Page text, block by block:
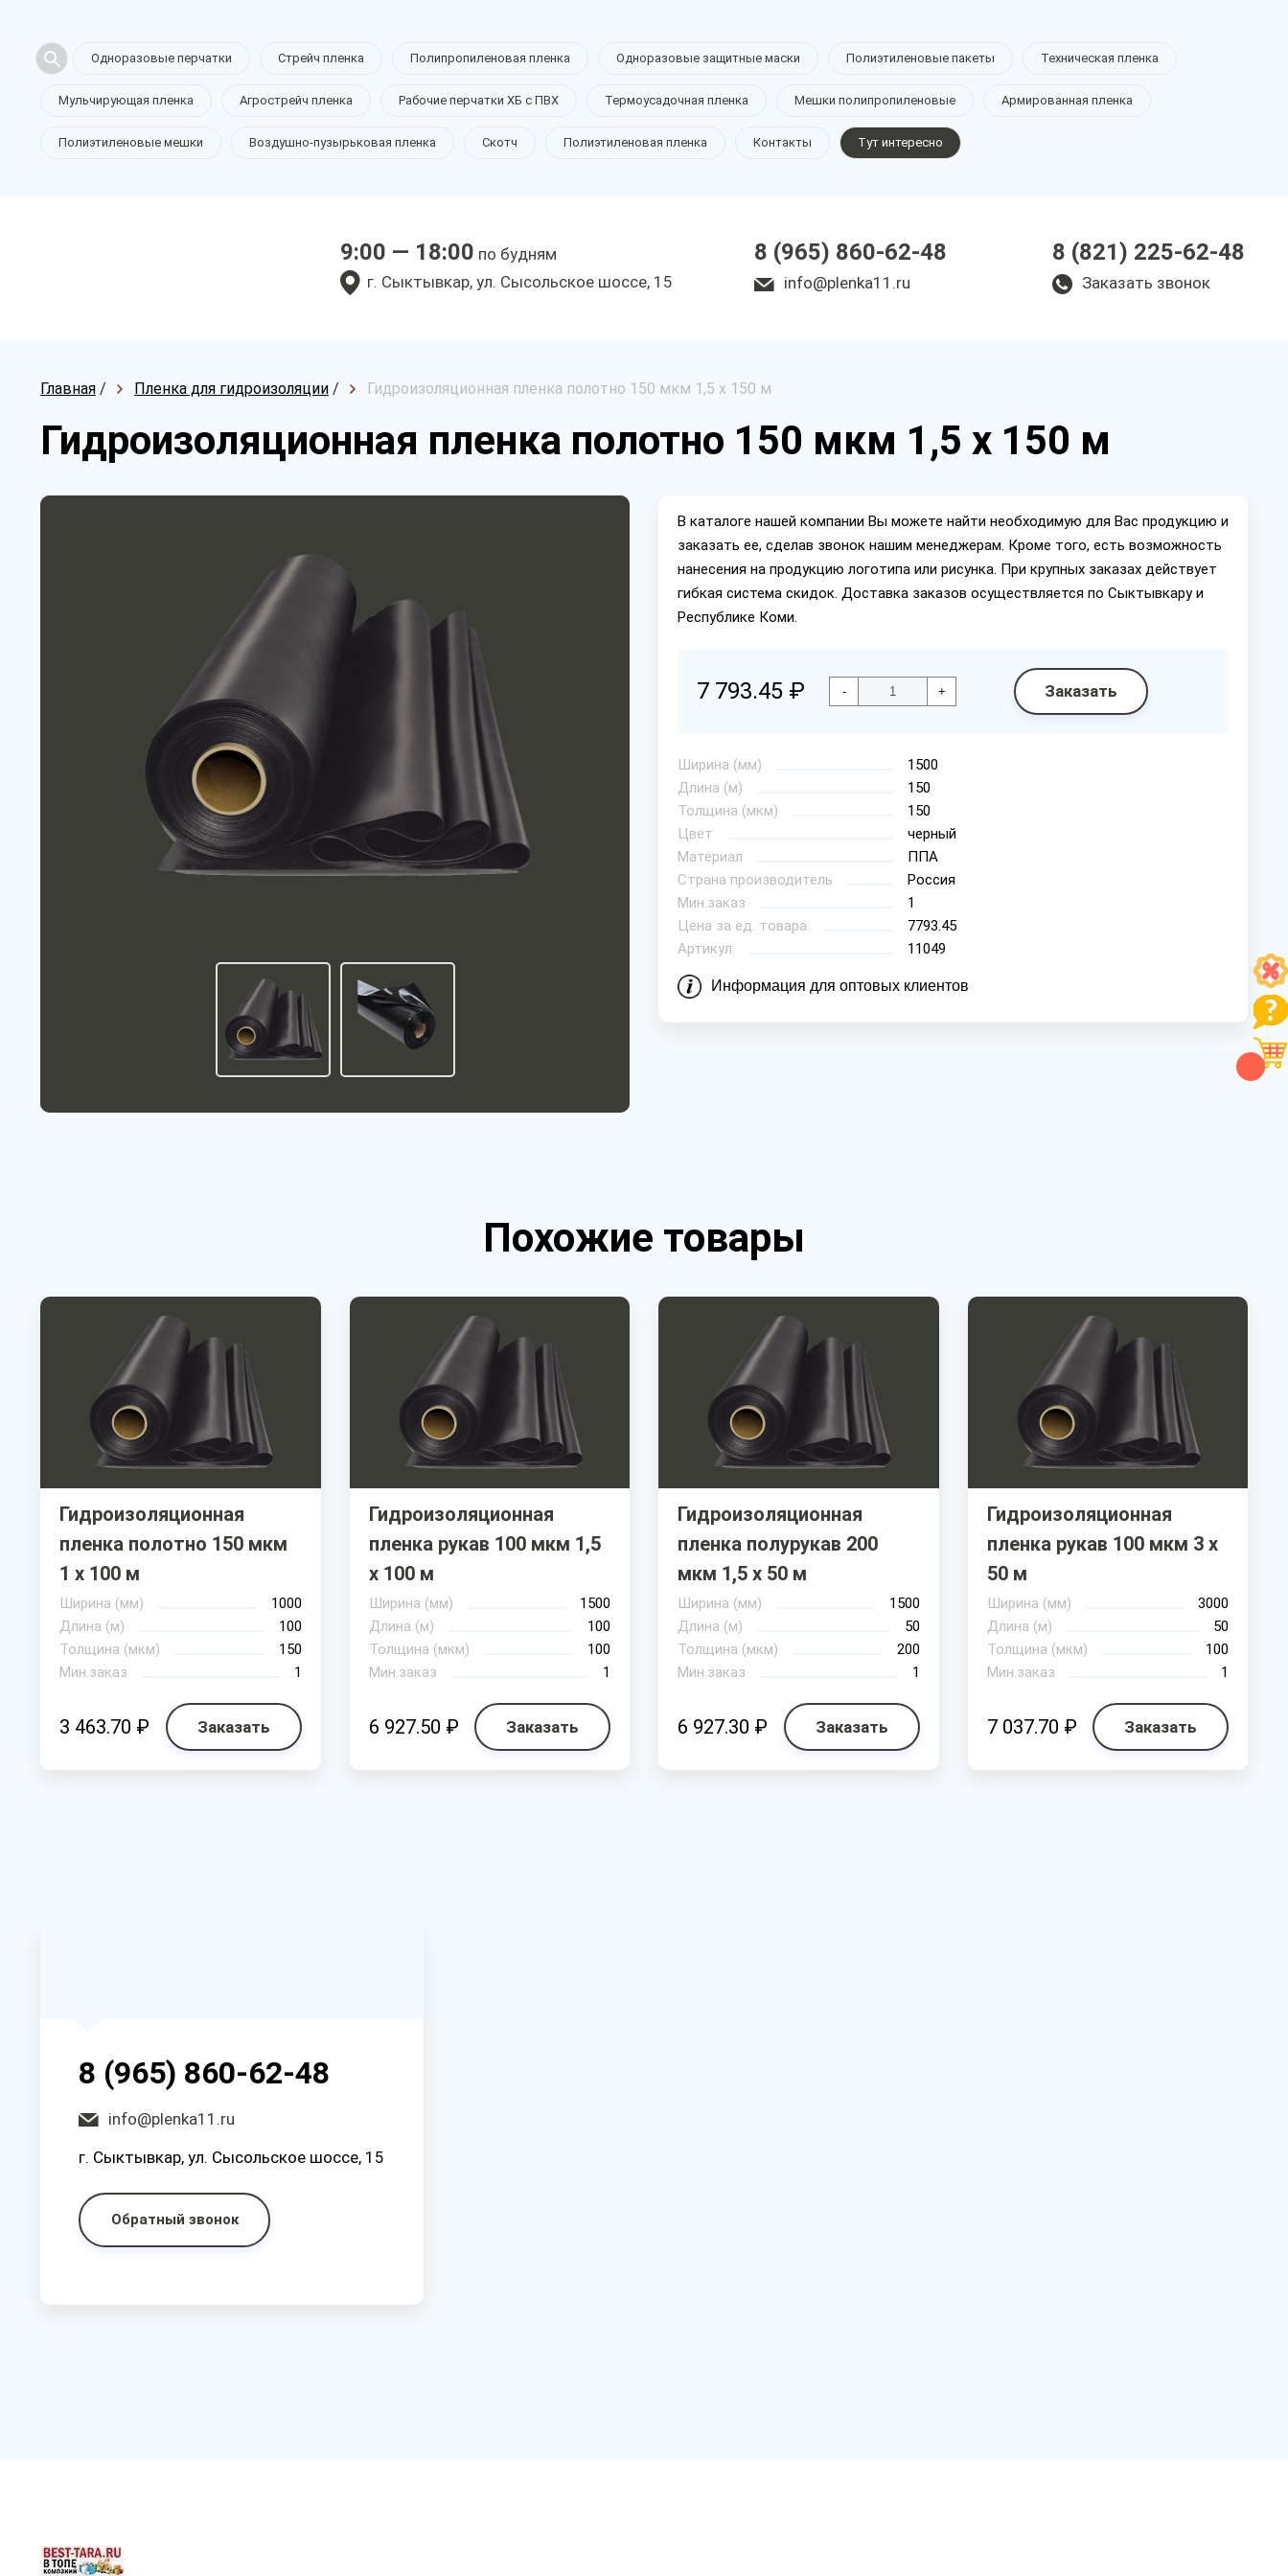
Одноразовые перчатки Стрейч пленка Полипропиленовая пленка Одноразовые защитные маски Полиэтиленовые пакеты Техническая пленка
Мульчирующая пленка Агрострейч пленка Рабочие перчатки ХБ с ПВХ Термоусадочная пленка Мешки полипропиленовые Армированная пленка
Полиэтиленовые мешки Воздушно-пузырьковая пленка Скотч Полиэтиленовая пленка Контакты Тут интересно
9:00 — 18:00 по будням
г. Сыктывкар, ул. Сысольское шоссе, 15
8 (965) 860-62-48
info@plenka11.ru
8 (821) 225-62-48
Заказать звонок
Главная / Пленка для гидроизоляции / Гидроизоляционная пленка полотно 150 мкм 1,5 х 150 м
Гидроизоляционная пленка полотно 150 мкм 1,5 х 150 м
В каталоге нашей компании Вы можете найти необходимую для Вас продукцию и
заказать ее, сделав звонок нашим менеджерам. Кроме того, есть возможность
нанесения на продукцию логотипа или рисунка. При крупных заказах действует
гибкая система скидок. Доставка заказов осуществляется по Сыктывкару и
Республике Коми.
7 793.45 ₽ - + Заказать
Ширина (мм)
1500
Длина (м)
150
Толщина (мкм)
150
Цвет
черный
Материал
ППА
Страна производитель
Россия
Мин.заказ
1
Цена за ед. товара:
7793.45
Артикул:
11049
Информация для оптовых клиентов
Похожие товары
Гидроизоляционная
пленка полотно 150 мкм
1 х 100 м
Ширина (мм)
1000
Длина (м)
100
Толщина (мкм)
150
Мин.заказ
1
3 463.70 ₽ Заказать
Гидроизоляционная
пленка рукав 100 мкм 1,5
х 100 м
Ширина (мм)
1500
Длина (м)
100
Толщина (мкм)
100
Мин.заказ
1
6 927.50 ₽ Заказать
Гидроизоляционная
пленка полурукав 200
мкм 1,5 х 50 м
Ширина (мм)
1500
Длина (м)
50
Толщина (мкм)
200
Мин.заказ
1
6 927.30 ₽ Заказать
Гидроизоляционная
пленка рукав 100 мкм 3 х
50 м
Ширина (мм)
3000
Длина (м)
50
Толщина (мкм)
100
Мин.заказ
1
7 037.70 ₽ Заказать
8 (965) 860-62-48
info@plenka11.ru
г. Сыктывкар, ул. Сысольское шоссе, 15
Обратный звонок